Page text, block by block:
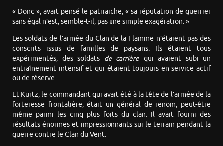
« Donc », avait pensé le patriarche, « sa réputation de guerrier
sans égal n’est, semble-t-il, pas une simple exagération. »
Les soldats de l’armée du Clan de la Flamme n’étaient pas des
conscrits issus de familles de paysans. Ils étaient tous
expérimentés, des soldats de carrière qui avaient subi un
entraînement intensif et qui étaient toujours en service actif
ou de réserve.
Et Kurtz, le commandant qui avait été à la tête de l’armée de la
forteresse frontalière, était un général de renom, peut-être
même parmi les cinq plus forts du clan. Il avait fourni des
résultats énormes et impressionnants sur le terrain pendant la
guerre contre le Clan du Vent.